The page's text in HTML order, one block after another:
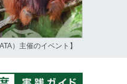
）主催のイベント】